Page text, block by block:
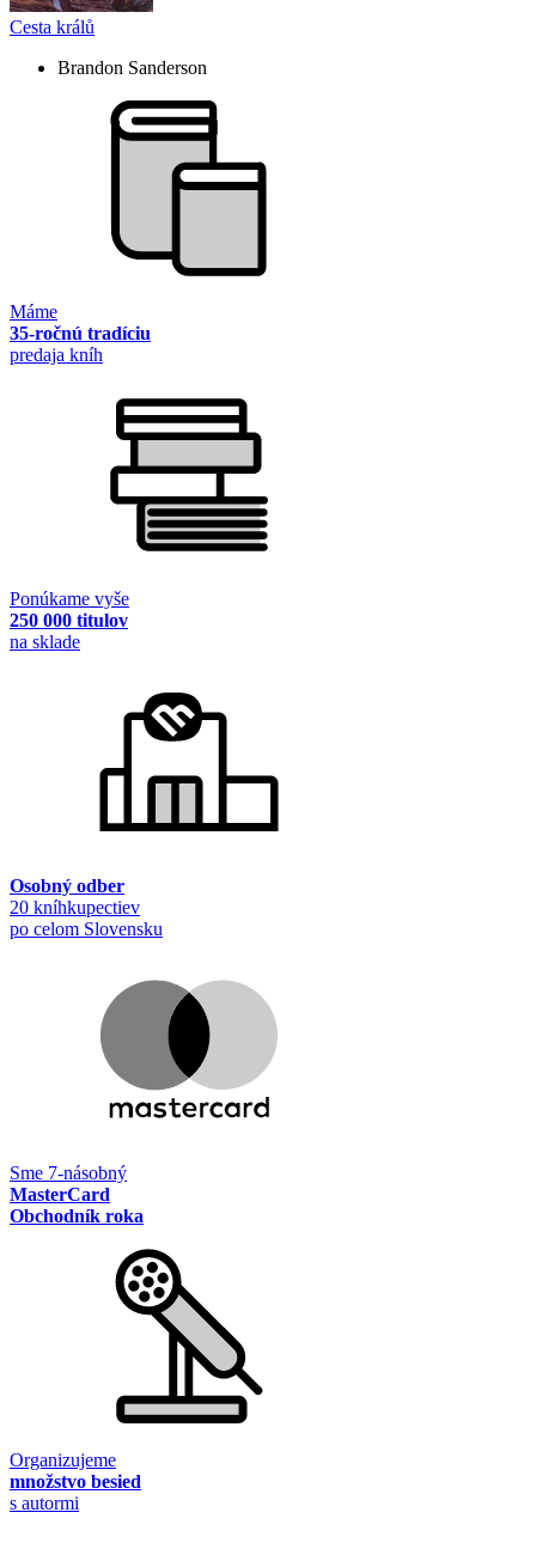
Cesta králů
Brandon Sanderson
Máme
35-ročnú tradíciu
predaja kníh
Ponúkame vyše
250 000 titulov
na sklade
Osobný odber
20 kníhkupectiev
po celom Slovensku
Sme 7-násobný
MasterCard
Obchodník roka
Organizujeme
množstvo besied
s autormi